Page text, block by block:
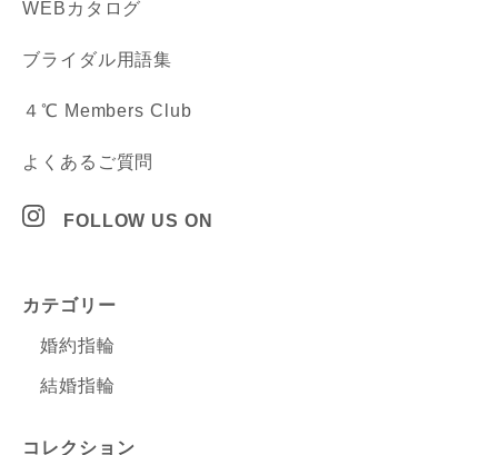
WEBカタログ
ブライダル用語集
４℃ Members Club
よくあるご質問
FOLLOW US ON
カテゴリー
婚約指輪
結婚指輪
コレクション